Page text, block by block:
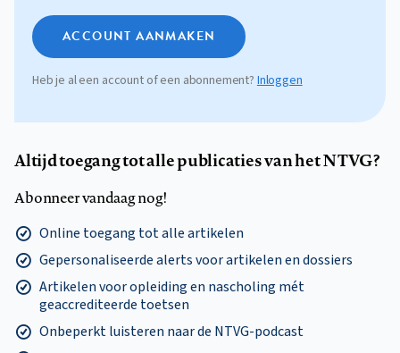
ACCOUNT AANMAKEN
Heb je al een account of een abonnement?Inloggen
Altijd toegang tot alle publicaties van het NTVG?
Abonneer vandaag nog!
Online toegang tot alle artikelen
Gepersonaliseerde alerts voor artikelen en dossiers
Artikelen voor opleiding en nascholing mét
geaccrediteerde toetsen
Onbeperkt luisteren naar de NTVG-podcast